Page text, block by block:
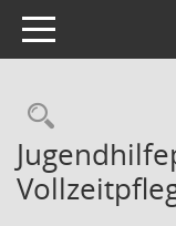
Toggle navigation